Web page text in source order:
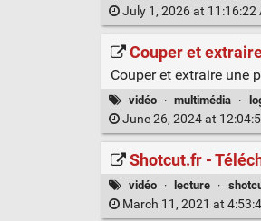
July 1, 2026 at 11:16:22
Couper et
Couper et extraire une
vidéo · multimédia ·
June 26, 2024 at
Shotcut.fr -
vidéo · lecture ·
March 11, 2021 at